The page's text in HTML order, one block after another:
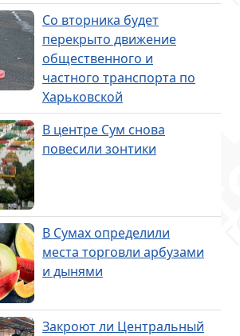
Со вторника будет
перекрыто движение
общественного и
частного транспорта по
Харьковской
В центре Сум снова
повесили зонтики
В Сумах определили
места торговли арбузами
и дынями
Закроют ли Центральный